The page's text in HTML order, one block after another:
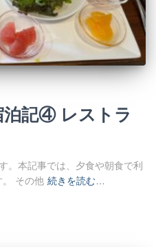
泊記④ レストラ
。本記事では、夕食や朝食で利
。 その他 続きを読む…